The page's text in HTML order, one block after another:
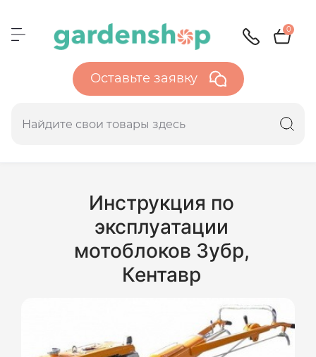
0
Оставьте заявку
Инструкция по
эксплуатации
мотоблоков Зубр,
Кентавр